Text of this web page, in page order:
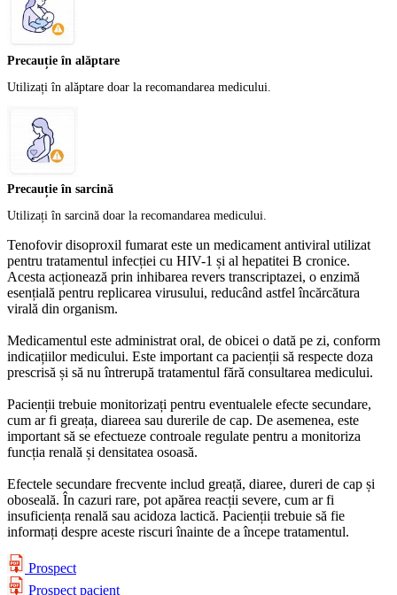
Precauție în alăptare
Utilizați în alăptare doar la recomandarea medicului.
Precauție în sarcină
Utilizați în sarcină doar la recomandarea medicului.
Tenofovir disoproxil fumarat este un medicament antiviral utilizat
pentru tratamentul infecției cu HIV-1 și al hepatitei B cronice.
Acesta acționează prin inhibarea revers transcriptazei, o enzimă
esențială pentru replicarea virusului, reducând astfel încărcătura
virală din organism.
Medicamentul este administrat oral, de obicei o dată pe zi, conform
indicațiilor medicului. Este important ca pacienții să respecte doza
prescrisă și să nu întrerupă tratamentul fără consultarea medicului.
Pacienții trebuie monitorizați pentru eventualele efecte secundare,
cum ar fi greața, diareea sau durerile de cap. De asemenea, este
important să se efectueze controale regulate pentru a monitoriza
funcția renală și densitatea osoasă.
Efectele secundare frecvente includ greață, diaree, dureri de cap și
oboseală. În cazuri rare, pot apărea reacții severe, cum ar fi
insuficiența renală sau acidoza lactică. Pacienții trebuie să fie
informați despre aceste riscuri înainte de a începe tratamentul.
Prospect
Prospect pacient